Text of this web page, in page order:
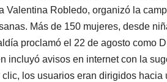
Valentina Robledo, organizó la
Más de 150 mujeres, desde
proclamó el 22 de agosto como
incluyó avisos en internet con la
clic, los usuarios eran dirigidos